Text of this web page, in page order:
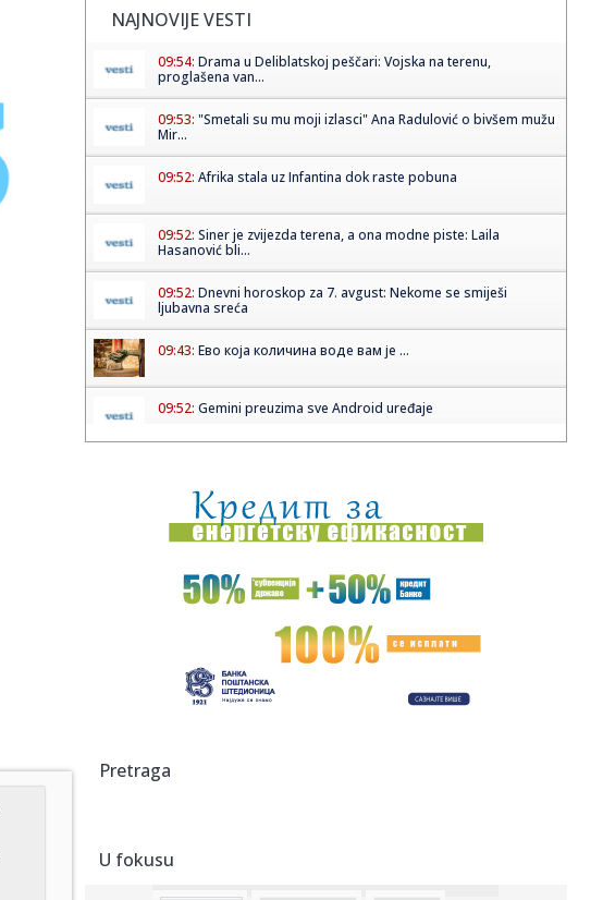
NAJNOVIJE VESTI
09:54: Drama u Deliblatskoj peščari: Vojska na terenu,
proglašena van...
09:53: "Smetali su mu moji izlasci" Ana Radulović o bivšem mužu
Mir...
09:52: Afrika stala uz Infantina dok raste pobuna
09:52: Siner je zvijezda terena, a ona modne piste: Laila
Hasanović bli...
09:52: Dnevni horoskop za 7. avgust: Nekome se smiješi
ljubavna sreća
09:43: Ево која количина воде вам је ...
09:52: Gemini preuzima sve Android uređaje
09:44:ОБУСТАВЉЕНА ПЛОВИДБА НА КАНАЛИМА У ...
09:51:Ove namirnice mogu pomoći u gubitku kilograma
Originalna leskovačka mućkalica: Stari recept sa juga
09:51:Eksplodirao kod Gatuza, a sada pakuje kofere: Petar
09:51:
Pretraga
U fokusu